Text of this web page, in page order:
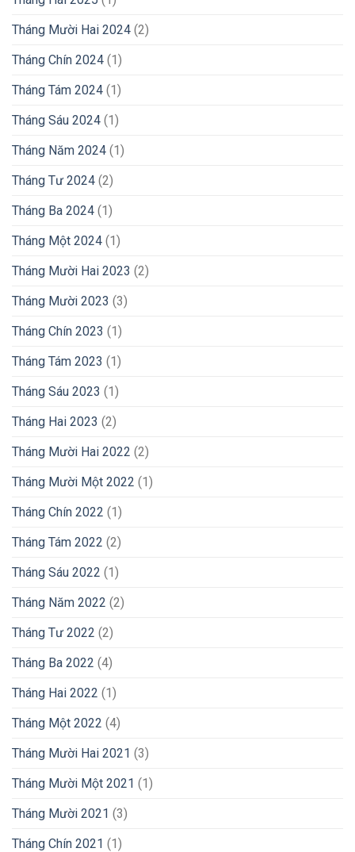
Tháng Mười Hai 2024 (2)
Tháng Chín 2024 (1)
Tháng Tám 2024 (1)
Tháng Sáu 2024 (1)
Tháng Năm 2024 (1)
Tháng Tư 2024 (2)
Tháng Ba 2024 (1)
Tháng Một 2024 (1)
Tháng Mười Hai 2023 (2)
Tháng Mười 2023 (3)
Tháng Chín 2023 (1)
Tháng Tám 2023 (1)
Tháng Sáu 2023 (1)
Tháng Hai 2023 (2)
Tháng Mười Hai 2022 (2)
Tháng Mười Một 2022 (1)
Tháng Chín 2022 (1)
Tháng Tám 2022 (2)
Tháng Sáu 2022 (1)
Tháng Năm 2022 (2)
Tháng Tư 2022 (2)
Tháng Ba 2022 (4)
Tháng Hai 2022 (1)
Tháng Một 2022 (4)
Tháng Mười Hai 2021 (3)
Tháng Mười Một 2021 (1)
Tháng Mười 2021 (3)
Tháng Chín 2021 (1)